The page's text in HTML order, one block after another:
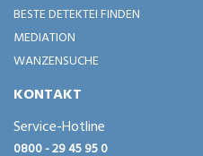
BESTE DETEKTEI FINDEN
MEDIATION
WANZENSUCHE
KONTAKT
Service-Hotline
0800 - 29 45 95 0